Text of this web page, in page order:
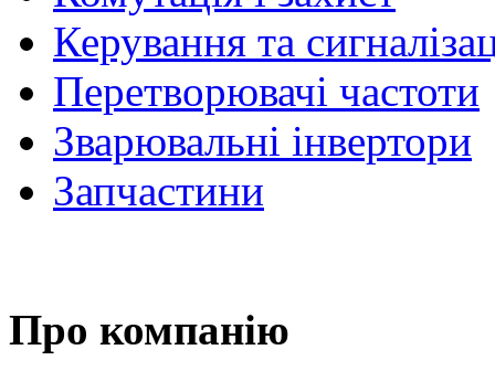
Керування та
Перетворювачі частоти
Зварювальні інвертори
Запчастини
Про компанію